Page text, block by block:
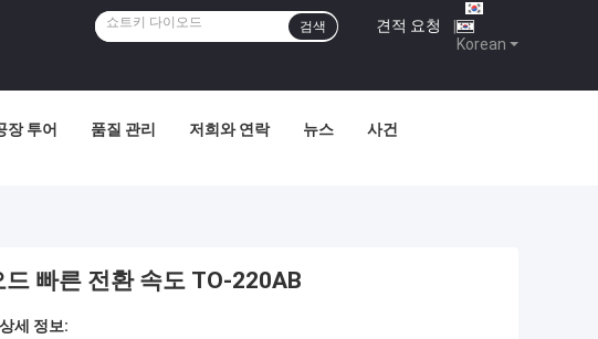
Korean
견적 요청 |
검색
장 투어 품질 관리 저희와 연락 뉴스 사건
빠른 전환 속도 TO-220AB
세 정보: